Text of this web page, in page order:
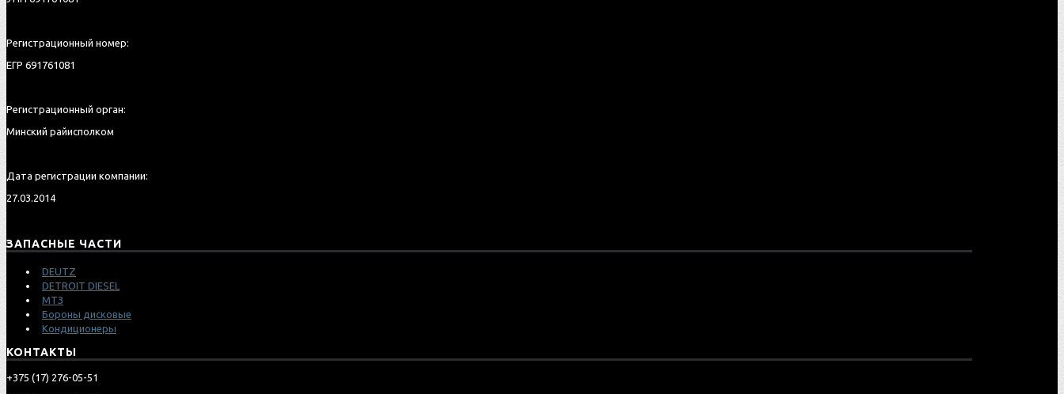
Регистрационный номер:
ЕГР 691761081
Регистрационный орган:
Минский райисполком
Дата регистрации компании:
27.03.2014
ЗАПАСНЫЕ ЧАСТИ
DEUTZ
DETROIT DIESEL
МТЗ
Бороны дисковые
Кондиционеры
КОНТАКТЫ
‎+375 (17) 276-05-51